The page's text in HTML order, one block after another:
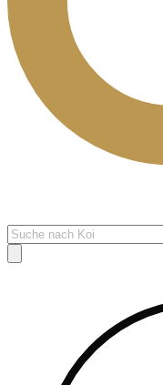
Products
search